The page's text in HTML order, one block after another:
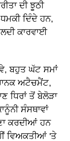
ਦੀ ਝੂਠੀ
ਦਿੰਦੇ ਹਨ,
ਕਾਰਵਾਈ
ਬਹੁਤ ਘੱਟ ਸਮਾਂ
ਅਟੈਚਮੈਂਟ,
ਧਿਰਾਂ ਤੋਂ ਬੇਲੋੜਾ
ਸੰਸਥਾਵਾਂ
ਕਰਦੀਆਂ ਹਨ
ਵਿਅਕਤੀਆਂ 'ਤੇ